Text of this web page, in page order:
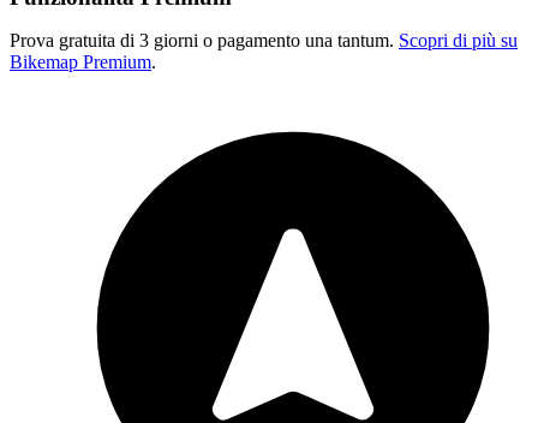
Prova gratuita di 3 giorni o pagamento una tantum. Scopri di più su
Bikemap Premium.